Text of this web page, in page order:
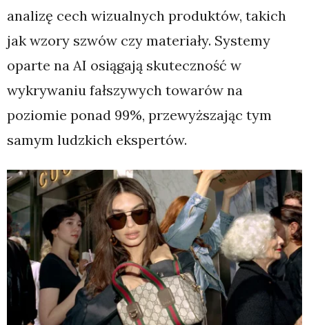
analizę cech wizualnych produktów, takich
jak wzory szwów czy materiały. Systemy
oparte na AI osiągają skuteczność w
wykrywaniu fałszywych towarów na
poziomie ponad 99%, przewyższając tym
samym ludzkich ekspertów.